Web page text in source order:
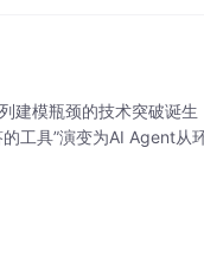
模瓶颈的技术突破诞
工具”演变为AI Agent从